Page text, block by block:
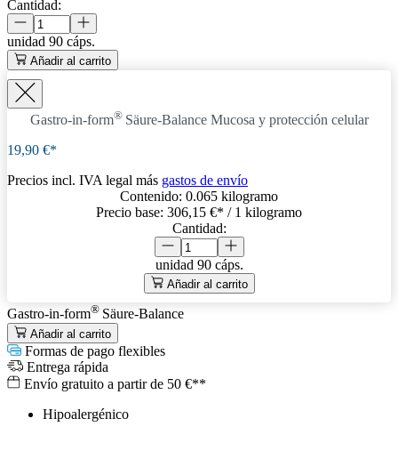
Cantidad:
unidad 90 cáps.
Añadir al carrito
Gastro-in-form® Säure-Balance Mucosa y protección celular
19,90 €*
Precios incl. IVA legal más gastos de envío
Contenido: 0.065 kilogramo
Precio base: 306,15 €* / 1 kilogramo
Cantidad:
unidad 90 cáps.
Añadir al carrito
Gastro-in-form® Säure-Balance
Añadir al carrito
Formas de pago flexibles
Entrega rápida
Envío gratuito a partir de 50 €**
Hipoalergénico